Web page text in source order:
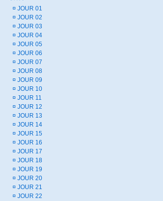
¤ JOUR 01
¤ JOUR 02
¤ JOUR 03
¤ JOUR 04
¤ JOUR 05
¤ JOUR 06
¤ JOUR 07
¤ JOUR 08
¤ JOUR 09
¤ JOUR 10
¤ JOUR 11
¤ JOUR 12
¤ JOUR 13
¤ JOUR 14
¤ JOUR 15
¤ JOUR 16
¤ JOUR 17
¤ JOUR 18
¤ JOUR 19
¤ JOUR 20
¤ JOUR 21
¤ JOUR 22